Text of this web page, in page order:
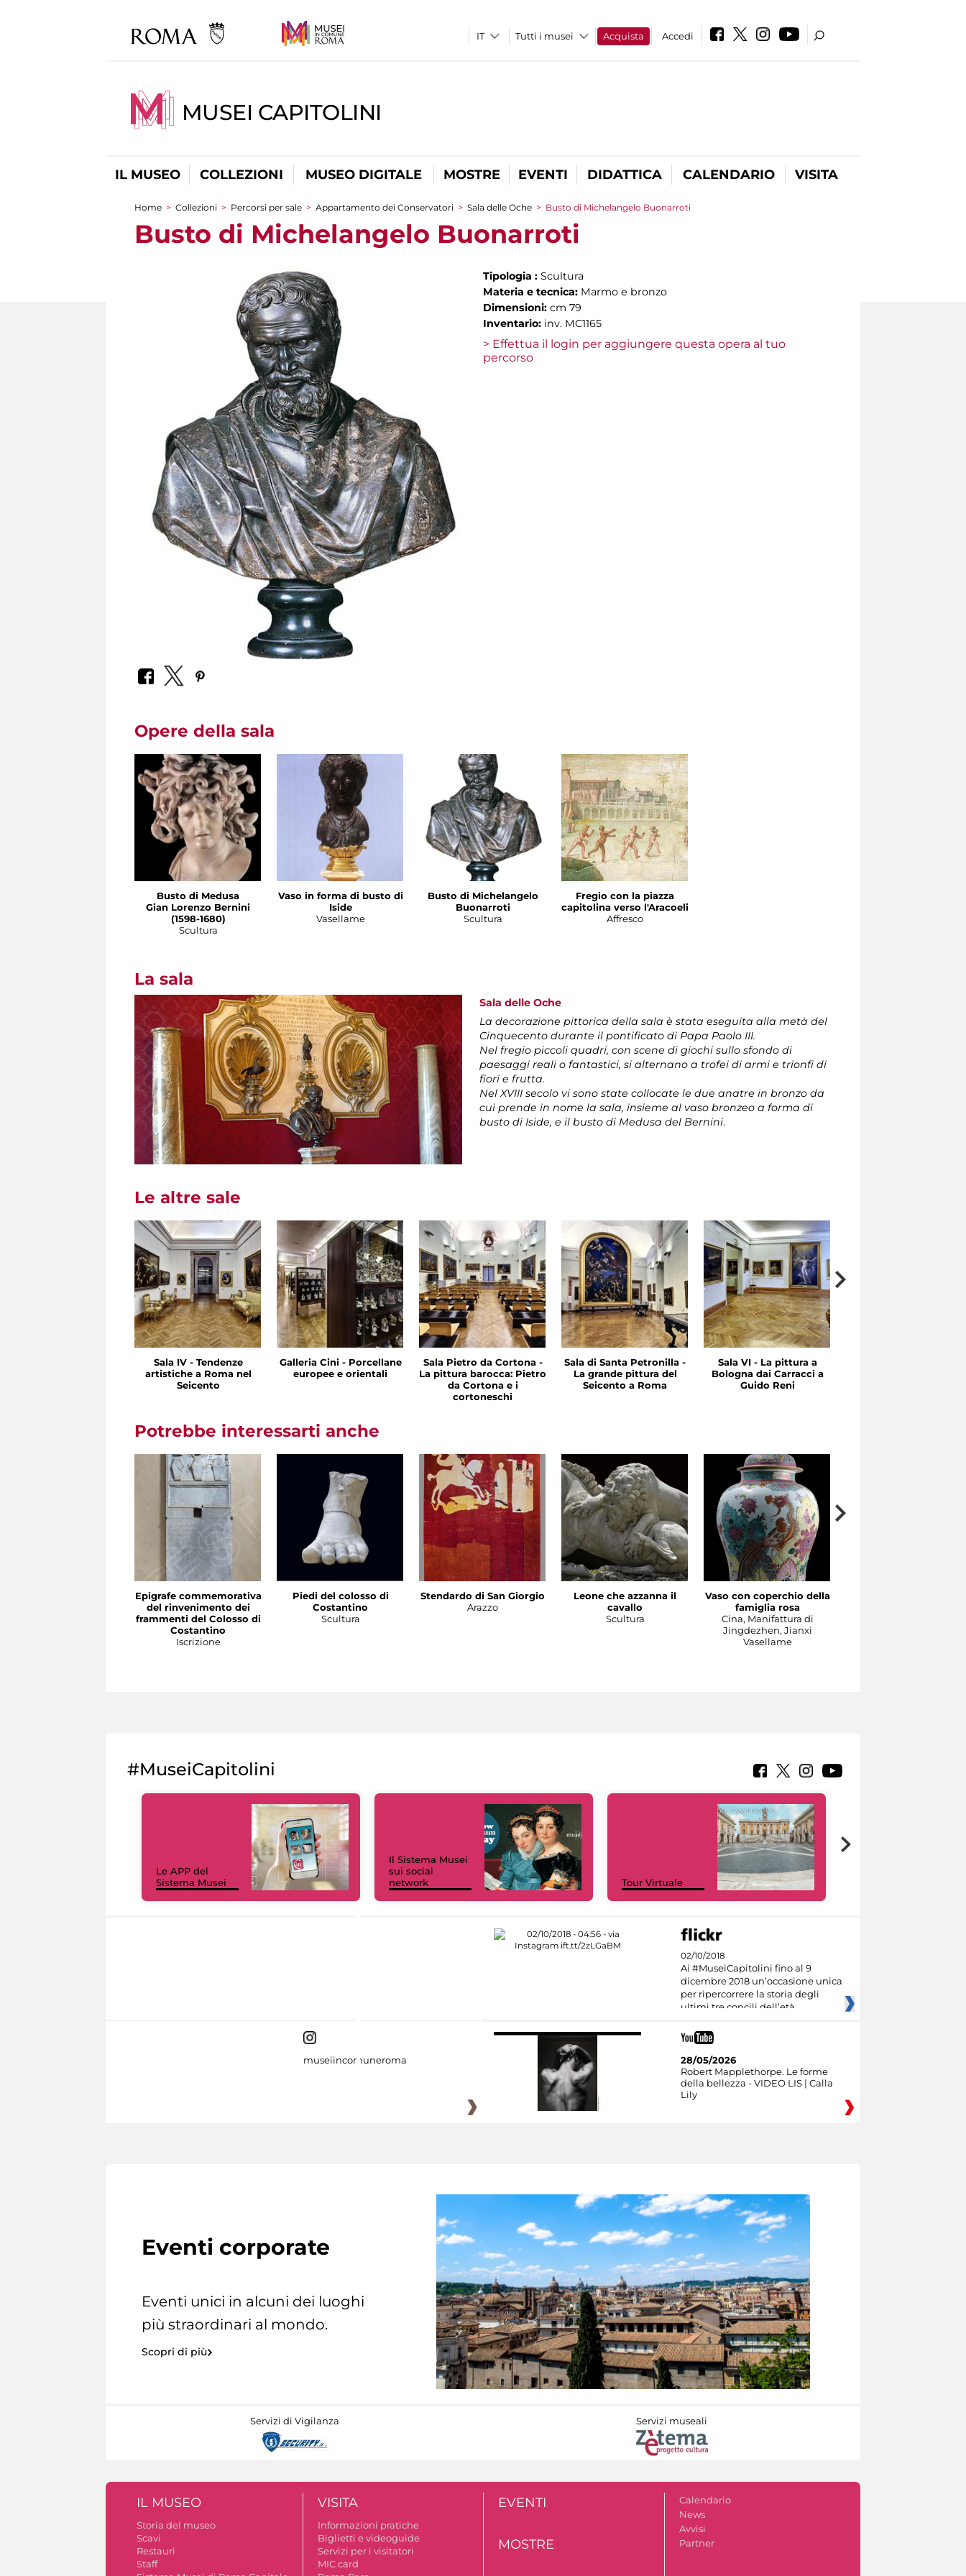
Tutti i musei Acquista Accedi
MUSEI CAPITOLINI
IL MUSEO COLLEZIONI MUSEO DIGITALE MOSTRE EVENTI DIDATTICA CALENDARIO VISITA
Tu sei qui
Home > Collezioni > Percorsi per sale > Appartamento dei Conservatori > Sala delle Oche > Busto di Michelangelo Buonarroti
Busto di Michelangelo Buonarroti
Tipologia : Scultura
Materia e tecnica: Marmo e bronzo
Dimensioni: cm 79
Inventario: inv. MC1165
> Effettua il login per aggiungere questa opera al tuo
percorso
Opere della sala
Busto di Medusa
Gian Lorenzo Bernini
(1598-1680)
Scultura
Vaso in forma di busto di
Iside
Vasellame
Busto di Michelangelo
Buonarroti
Scultura
Fregio con la piazza
capitolina verso l'Aracoeli
Affresco
La sala
Sala delle Oche
La decorazione pittorica della sala è stata eseguita alla metà del
Cinquecento durante il pontificato di Papa Paolo III.
Nel fregio piccoli quadri, con scene di giochi sullo sfondo di
paesaggi reali o fantastici, si alternano a trofei di armi e trionfi di
fiori e frutta.
Nel XVIII secolo vi sono state collocate le due anatre in bronzo da
cui prende in nome la sala, insieme al vaso bronzeo a forma di
busto di Iside, e il busto di Medusa del Bernini.
Le altre sale
Sala IV - Tendenze
artistiche a Roma nel
Seicento
Galleria Cini - Porcellane
europee e orientali
Sala Pietro da Cortona -
La pittura barocca: Pietro
da Cortona e i
cortoneschi
Sala di Santa Petronilla -
La grande pittura del
Seicento a Roma
Sala VI - La pittura a
Bologna dai Carracci a
Guido Reni
Potrebbe interessarti anche
Epigrafe commemorativa
del rinvenimento dei
frammenti del Colosso di
Costantino
Iscrizione
Piedi del colosso di
Costantino
Scultura
Stendardo di San Giorgio
Arazzo
Leone che azzanna il
cavallo
Scultura
Vaso con coperchio della
famiglia rosa
Cina, Manifattura di
Jingdezhen, Jianxi
Vasellame
#MuseiCapitolini
Le APP del
Sistema Musei
Il Sistema Musei
sui social
network
Tour Virtuale
02/10/2018
Ai #MuseiCapitolini fino al 9
dicembre 2018 un’occasione unica
per ripercorrere la storia degli
ultimi tre concili dell’età
museiincomuneroma
28/05/2026
Robert Mapplethorpe. Le forme
della bellezza - VIDEO LIS | Calla
Lily
Eventi corporate
Eventi unici in alcuni dei luoghi
più straordinari al mondo.
Scopri di più
Servizi di Vigilanza Servizi museali
IL MUSEO
Storia del museo
Scavi
Restauri
Staff
VISITA
Informazioni pratiche
Biglietti e videoguide
Servizi per i visitatori
MIC card
EVENTI
MOSTRE
Calendario
News
Avvisi
Partner